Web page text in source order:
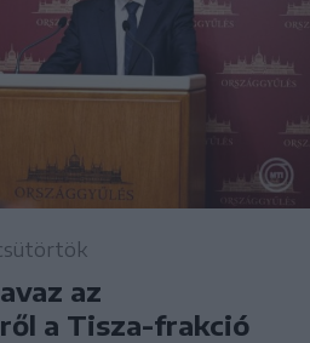
az
a Tisza-frakció